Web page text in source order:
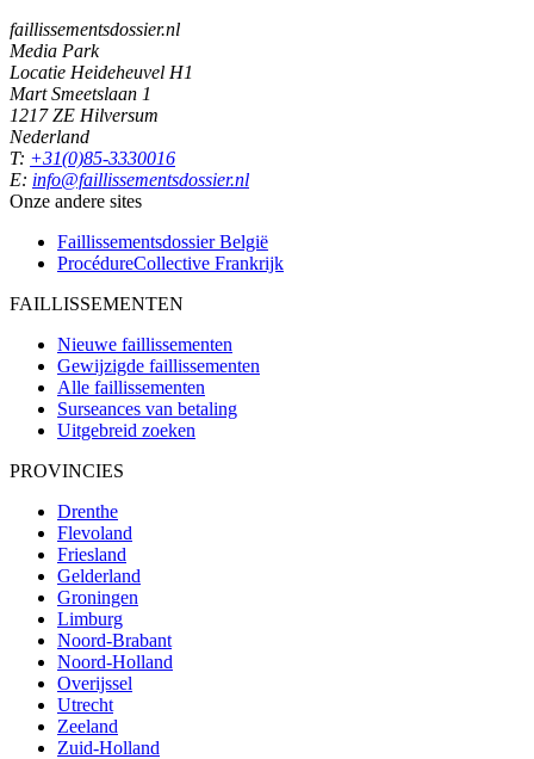
faillissementsdossier.nl
Media Park
Locatie Heideheuvel H1
Mart Smeetslaan 1
1217 ZE Hilversum
Nederland
T: +31(0)85-3330016
E: info@faillissementsdossier.nl
Onze andere sites
Faillissementsdossier België
ProcédureCollective Frankrijk
FAILLISSEMENTEN
Nieuwe faillissementen
Gewijzigde faillissementen
Alle faillissementen
Surseances van betaling
Uitgebreid zoeken
PROVINCIES
Drenthe
Flevoland
Friesland
Gelderland
Groningen
Limburg
Noord-Brabant
Noord-Holland
Overijssel
Utrecht
Zeeland
Zuid-Holland